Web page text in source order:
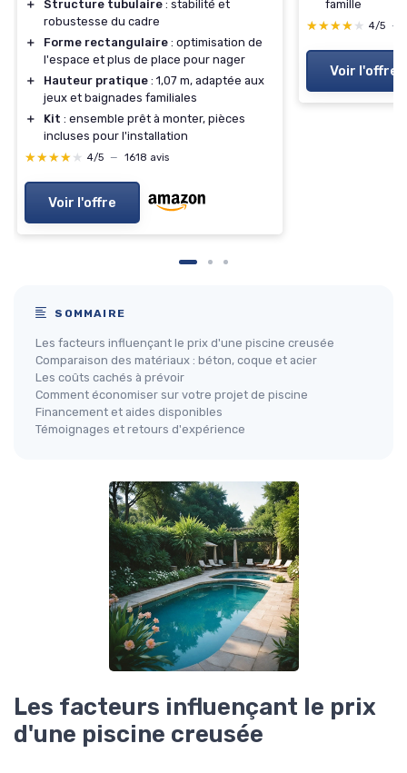
＋
Structure tubulaire : stabilité et
robustesse du cadre
＋
Forme rectangulaire : optimisation de
l'espace et plus de place pour nager
＋
Hauteur pratique : 1,07 m, adaptée aux
jeux et baignades familiales
＋
Kit : ensemble prêt à monter, pièces
incluses pour l'installation
★★★★★
★★★★★ 4/5 — 1618 avis
Voir l'offre
famille
★★★★★
★★★★★ 4/5 —
Voir l'offre
SOMMAIRE
Les facteurs influençant le prix d'une piscine creusée
Comparaison des matériaux : béton, coque et acier
Les coûts cachés à prévoir
Comment économiser sur votre projet de piscine
Financement et aides disponibles
Témoignages et retours d'expérience
Les facteurs influençant le prix
d'une piscine creusée